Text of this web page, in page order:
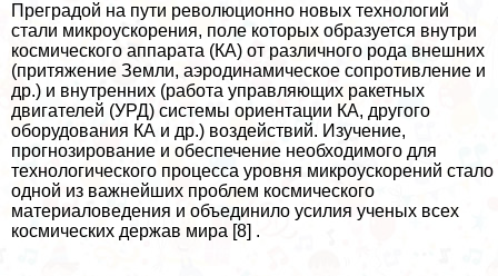
Преградой на пути революционно новых технологий
стали микроускорения, поле которых образуется внутри
космического аппарата (КА) от различного рода внешних
(притяжение Земли, аэродинамическое сопротивление и
др.) и внутренних (работа управляющих paкетных
двигателей (УРД) системы ориентации КА, другого
оборудования КА и др.) воздействий. Изучение,
прогнозирование и обеспечение необходимого для
технологического процесса уровня микроускорений стало
одной из важнейших проблем космического
материаловедения и объединило усилия ученых всех
космических держав мира [8] .